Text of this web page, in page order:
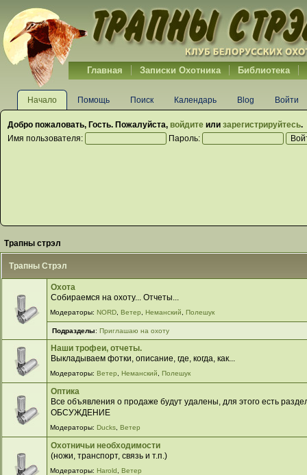
Главная Записки Охотника Библиотека
Начало Помощь Поиск Календарь Blog Войти
Добро пожаловать, Гость. Пожалуйста, войдите или зарегистрируйтесь.
Имя пользователя:
Пароль:
Трапны стрэл
Трапны Стрэл
Охота
Собираемся на охоту... Отчеты...
Модераторы: NORD, Ветер Неманский Полешук
Подразделы:Приглашаю на охоту
Наши трофеи, отчеты.
Выкладываем фотки, описание, где, когда, как...
Модераторы: Ветер Неманский Полешук
Оптика
Все объявления о продаже будут удалены, для этого есть
ОБСУЖДЕНИЕ
Модераторы: Ducks, Ветер
Охотничьи необходимости
(ножи, транспорт, связь и т.п.)
Модераторы: Harold Ветер